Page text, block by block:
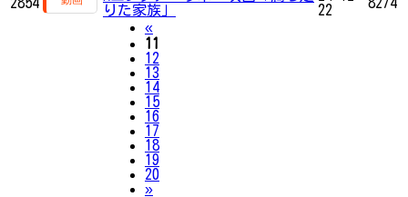
りた家族」
22
«Previous
11
12
13
14
15
16
17
18
19
20
»Next